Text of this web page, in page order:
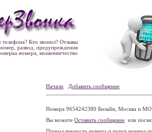
Кто звонил? Отзывы
развод, предупреждения
номера, мошенничество
Начало Добавить сообщение
Номера 9654242380 Билайн, Москва и МО
Вы можете Оставить сообщение или